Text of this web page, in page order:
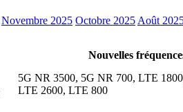
Novembre 2025 Octobre 2025 Août
Nouvelles
5G NR 3500, 5G NR 700, LTE
LTE 2600, LTE 800